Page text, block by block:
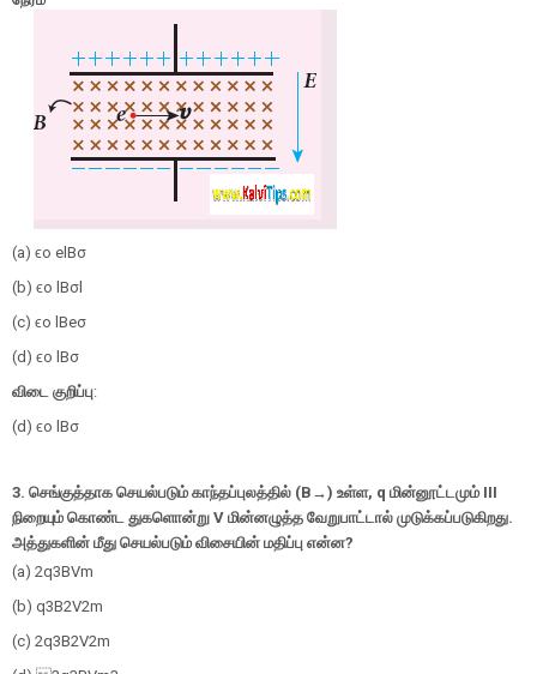
(a) ϵο e Bσ
(b) ϵο Bσ
(c) ϵο Beσ
(d) ϵο Bσ
விடை குறிப்பு:
(d) ϵο Bσ
3. செங்குத்தாக செயல்படும் காந்தப்புலத்தில் (B →) உள்ள, q மின்னூட்டமும் III
நிறையும் கொண்ட துகளொன்று V மின்னழுத்த வேறுபாட்டால் முடுக்கப்படுகிறது.
அத்துகளின் மீது செயல்படும் விசையின் மதிப்பு என்ன?
(a) 2q3BVm
(b) q3B2V2m
(c) 2q3B2V2m